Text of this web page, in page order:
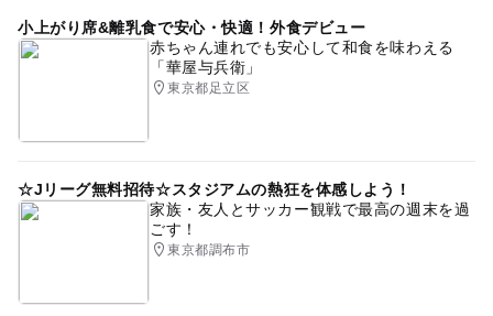
小上がり席&離乳食で安心・快適！外食デビュー
赤ちゃん連れでも安心して和食を味わえる
「華屋与兵衛」
東京都足立区
☆Jリーグ無料招待☆スタジアムの熱狂を体感しよう！
家族・友人とサッカー観戦で最高の週末を過
ごす！
東京都調布市